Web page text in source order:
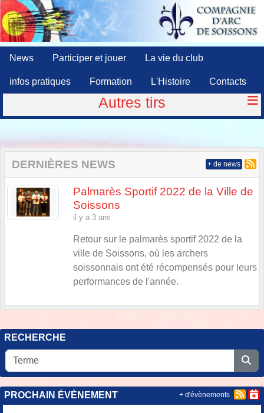
News Participer et jouer La vie du club
infos pratiques Formation L'Histoire Contacts
Autres tirs
DERNIÈRES NEWS
Palmarès Sportif 2022 de la Ville de
Soissons
il y a 3 ans
Retour sur le palmarès sportif 2022 de la
ville de Soissons, où les archers
soissonnais ont été récompensés pour leurs
performances de l'année.
+ de news
RECHERCHE
PROCHAIN ÉVÈNEMENT + d'évènements
Panneau de gestion des cookies